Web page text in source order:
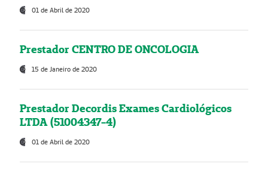
01 de Abril de 2020
Prestador CENTRO DE ONCOLOGIA
15 de Janeiro de 2020
Prestador Decordis Exames Cardiológicos
LTDA (51004347-4)
01 de Abril de 2020